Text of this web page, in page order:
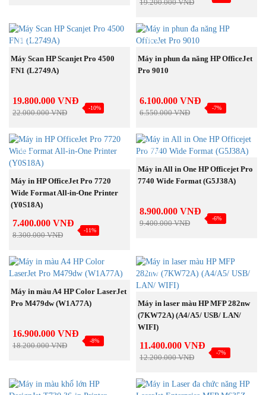
19.200.000 VNĐ
NEW
MUA NGAY
Máy Scan HP Scanjet Pro 4500
FN1 (L2749A)
19.800.000 VNĐ
22.000.000 VNĐ
-10%
NEW
MUA NGAY
Máy in phun đa năng HP OfficeJet
Pro 9010
6.100.000 VNĐ
6.550.000 VNĐ
-7%
NEW
MUA NGAY
Máy in HP OfficeJet Pro 7720
Wide Format All-in-One Printer
(Y0S18A)
7.400.000 VNĐ
8.300.000 VNĐ
-11%
NEW
MUA NGAY
Máy in All in One HP Officejet Pro
7740 Wide Format (G5J38A)
8.900.000 VNĐ
9.400.000 VNĐ
-6%
MUA NGAY
Máy in màu A4 HP Color LaserJet
Pro M479dw (W1A77A)
16.900.000 VNĐ
18.200.000 VNĐ
-8%
NEW
MUA NGAY
Máy in laser màu HP MFP 282nw
(7KW72A) (A4/A5/ USB/ LAN/
WIFI)
11.400.000 VNĐ
12.200.000 VNĐ
-7%
BÁN
BÁN